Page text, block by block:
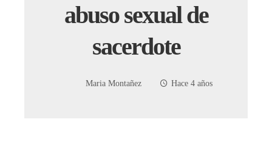
abuso sexual de
sacerdote
Maria Montañez Hace 4 años